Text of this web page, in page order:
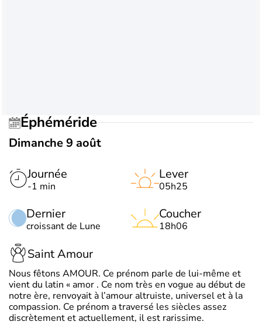
Éphéméride
Dimanche 9 août
Journée
-1 min
Dernier
croissant de Lune
Lever
05h25
Coucher
18h06
Saint Amour
Nous fêtons AMOUR. Ce prénom parle de lui-même et
vient du latin « amor . Ce nom très en vogue au début de
notre ère, renvoyait à l’amour altruiste, universel et à la
compassion. Ce prénom a traversé les siècles assez
discrètement et actuellement, il est rarissime.